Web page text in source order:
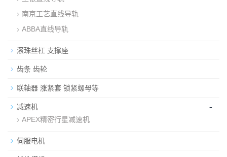
南京工艺直线导轨
ABBA直线导轨
滚珠丝杠 支撑座
齿条 齿轮
联轴器 涨紧套 锁紧螺母等
减速机 -
APEX精密行星减速机
伺服电机